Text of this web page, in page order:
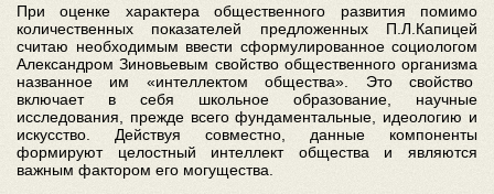
При оценке характера общественного развития помимо
количественных показателей предложенных П.Л.Капицей
считаю необходимым ввести сформулированное социологом
Александром Зиновьевым свойство общественного организма
названное им «интеллектом общества». Это свойство
включает в себя школьное образование, научные
исследования, прежде всего фундаментальные, идеологию и
искусство. Действуя совместно, данные компоненты
формируют целостный интеллект общества и являются
важным фактором его могущества.